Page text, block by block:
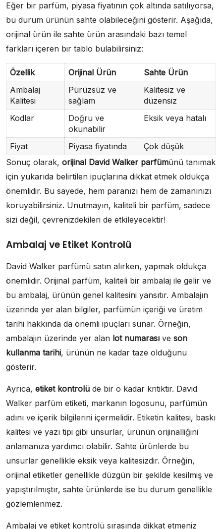
Eğer bir parfüm, piyasa fiyatının çok altında satılıyorsa,
bu durum ürünün sahte olabileceğini gösterir. Aşağıda,
orijinal ürün ile sahte ürün arasındaki bazı temel
farkları içeren bir tablo bulabilirsiniz:
Özellik Orijinal Ürün
Sahte Ürün
Ambalaj
Kalitesi
Pürüzsüz ve
sağlam
Kalitesiz ve
düzensiz
Kodlar
Doğru ve
okunabilir
Eksik veya hatalı
Fiyat Piyasa fiyatında
Çok düşük
Sonuç olarak, orijinal David Walker parfümünü tanımak
için yukarıda belirtilen ipuçlarına dikkat etmek oldukça
önemlidir. Bu sayede, hem paranızı hem de zamanınızı
koruyabilirsiniz. Unutmayın, kaliteli bir parfüm, sadece
sizi değil, çevrenizdekileri de etkileyecektir!
Ambalaj ve Etiket Kontrolü
David Walker parfümü satın alırken, yapmak oldukça
önemlidir. Orijinal parfüm, kaliteli bir ambalaj ile gelir ve
bu ambalaj, ürünün genel kalitesini yansıtır. Ambalajın
üzerinde yer alan bilgiler, parfümün içeriği ve üretim
tarihi hakkında da önemli ipuçları sunar. Örneğin,
ambalajın üzerinde yer alan lot numarası ve son
kullanma tarihi, ürünün ne kadar taze olduğunu
gösterir.
Ayrıca, etiket kontrolü de bir o kadar kritiktir. David
Walker parfüm etiketi, markanın logosunu, parfümün
adını ve içerik bilgilerini içermelidir. Etiketin kalitesi, baskı
kalitesi ve yazı tipi gibi unsurlar, ürünün orijinalliğini
anlamanıza yardımcı olabilir. Sahte ürünlerde bu
unsurlar genellikle eksik veya kalitesizdir. Örneğin,
orijinal etiketler genellikle düzgün bir şekilde kesilmiş ve
yapıştırılmıştır, sahte ürünlerde ise bu durum genellikle
gözlemlenmez.
Ambalaj ve etiket kontrolü sırasında dikkat etmeniz